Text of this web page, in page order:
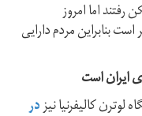
اما امروز
بنابراین مردم دارایی
ایران است
کالیفرنیا نیزدر